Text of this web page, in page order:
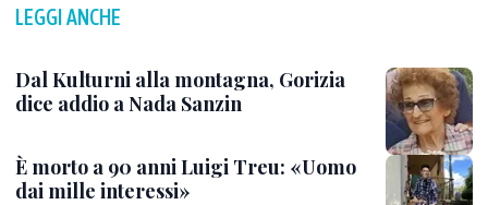
LEGGI ANCHE
Dal Kulturni alla montagna, Gorizia
dice addio a Nada Sanzin
È morto a 90 anni Luigi Treu: «Uomo
dai mille interessi»